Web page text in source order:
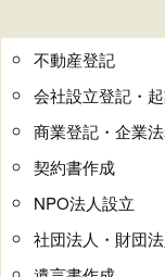
不動産登記
会社設立登記・
商業登記・企業
契約書作成
NPO法人設立
社団法人・財団法